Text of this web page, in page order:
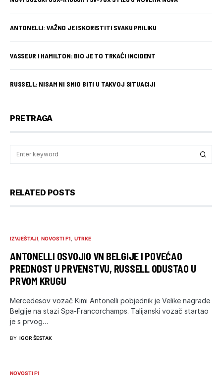
ANTONELLI: VAŽNO JE ISKORISTITI SVAKU PRILIKU
VASSEUR I HAMILTON: BIO JE TO TRKAĆI INCIDENT
RUSSELL: NISAM NI SMIO BITI U TAKVOJ SITUACIJI
PRETRAGA
RELATED POSTS
IZVJEŠTAJI NOVOSTI F1 UTRKE
ANTONELLI OSVOJIO VN BELGIJE I POVEĆAO
PREDNOST U PRVENSTVU, RUSSELL ODUSTAO U
PRVOM KRUGU
Mercedesov vozač Kimi Antonelli pobjednik je Velike nagrade
Belgije na stazi Spa-Francorchamps. Talijanski vozač startao
je s prvog…
BY IGOR ŠESTAK
NOVOSTI F1